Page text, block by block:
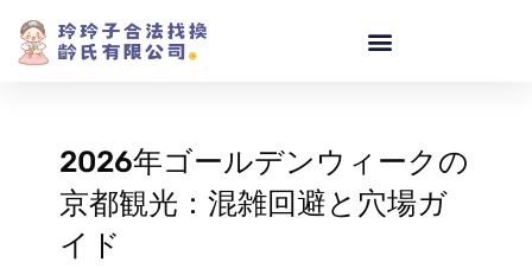
2026年ゴールデンウィークの
京都観光：混雑回避と穴場ガ
イド